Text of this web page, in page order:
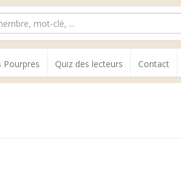
Pourpres Quiz des lecteurs Contact